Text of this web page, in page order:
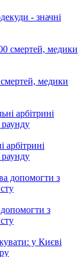
- значні
медики
арбітрині
раунду
з